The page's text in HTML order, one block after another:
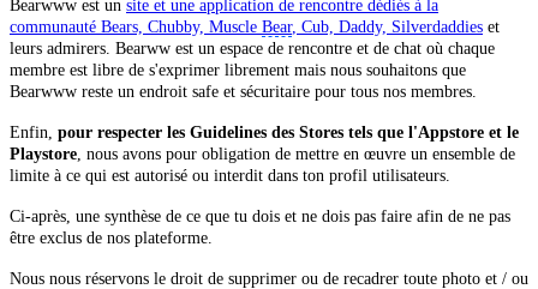
Bearwww est un site et une application de rencontre dédiés à la
communauté Bears, Chubby, Muscle Bear, Cub, Daddy, Silverdaddies et
leurs admirers. Bearww est un espace de rencontre et de chat où chaque
membre est libre de s'exprimer librement mais nous souhaitons que
Bearwww reste un endroit safe et sécuritaire pour tous nos membres.
Enfin, pour respecter les Guidelines des Stores tels que l'Appstore et le
Playstore , nous avons pour obligation de mettre en œuvre un ensemble de
limite à ce qui est autorisé ou interdit dans ton profil utilisateurs.
Ci-après, une synthèse de ce que tu dois et ne dois pas faire afin de ne pas
être exclus de nos plateforme.
Nous nous réservons le droit de supprimer ou de recadrer toute photo et / ou